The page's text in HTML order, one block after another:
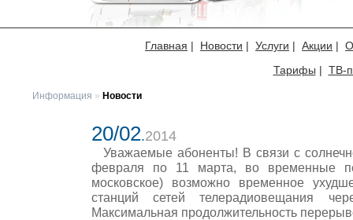
Главная | Новости | Услуги | Акции |
Тарифы | ТВ-
Информация » Новости
20/02.2014
Уважаемые абоненты! В связи с
февраля по 11 марта, во временные
московское) возможно временное
станций сетей телерадиовещания
Максимальная продолжительность